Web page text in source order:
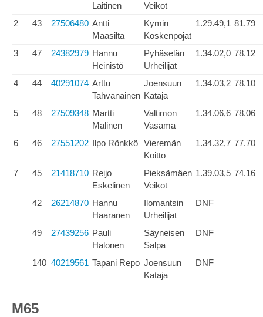
Laitinen
Veikot
2 43 27506480 Antti
Maasilta
Kymin
Koskenpojat
1.29.49,1 81.79
3 47 24382979 Hannu
Heinistö
Pyhäselän
Urheilijat
1.34.02,0 78.12
4 44 40291074 Arttu
Tahvanainen
Joensuun
Kataja
1.34.03,2 78.10
5 48 27509348 Martti
Malinen
Valtimon
Vasama
1.34.06,6 78.06
6 46 27551202 Ilpo Rönkkö Vieremän
Koitto
1.34.32,7 77.70
7 45 21418710 Reijo
Eskelinen
Pieksämäen
Veikot
1.39.03,5 74.16
42 26214870 Hannu
Haaranen
Ilomantsin
Urheilijat
DNF
49 27439256 Pauli
Halonen
Säyneisen
Salpa
DNF
140 40219561 Tapani Repo Joensuun
Kataja
DNF
M65